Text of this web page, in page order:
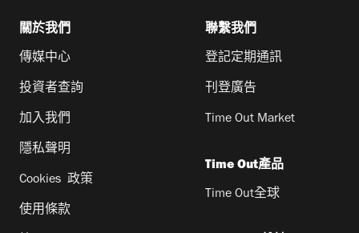
關於我們
傳媒中心
投資者查詢
加入我們
隱私聲明
Cookies 政策
使用條款
聯繫我們
登記定期通訊
刊登廣告
Time Out Market
Time Out產品
Time Out全球